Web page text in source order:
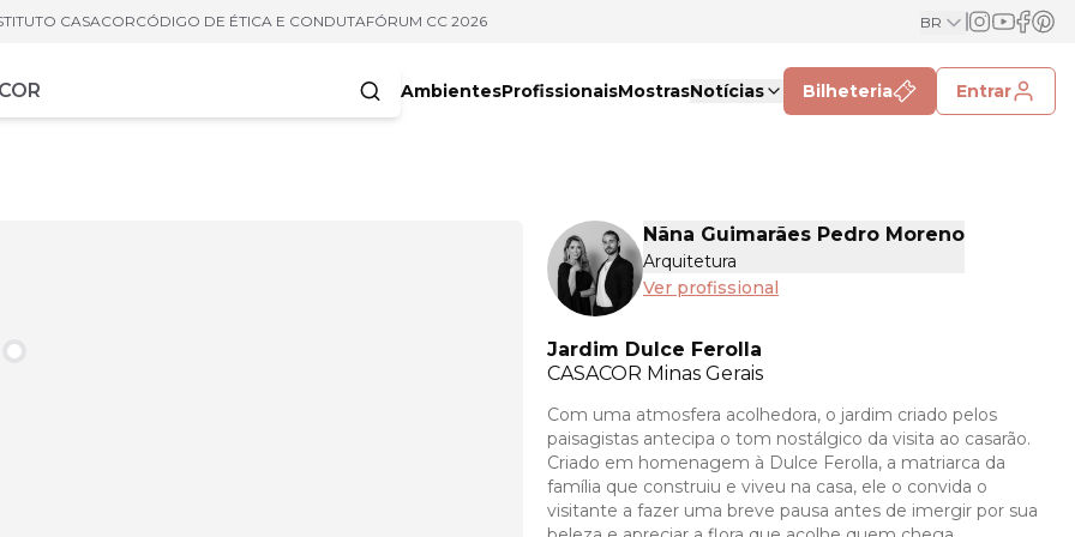
CASACORCÓDIGO DE ÉTICA E CONDUTAFÓRUM CC 2026 BR
AmbientesProfissionaisMostrasNotícias Bilheteria Entrar
Nãna Guimarães Pedro Moreno
Arquitetura
Ver profissional
Jardim Dulce Ferolla
CASACOR Minas Gerais
Com uma atmosfera acolhedora, o jardim criado pelos
paisagistas antecipa o tom nostálgico da visita ao casarão.
Criado em homenagem à Dulce Ferolla, a matriarca da
família que construiu e viveu na casa, ele o convida o
visitante a fazer uma breve pausa antes de imergir por sua